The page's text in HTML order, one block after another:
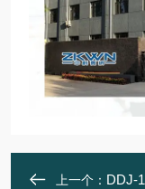
上一个： DDJ-